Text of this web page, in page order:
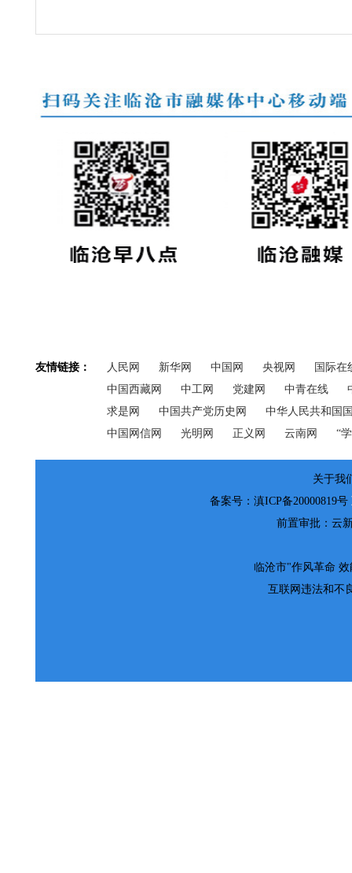
友情链接： 人民网 新华网 中国网 央视网
国际在
中国西藏网
中工网 党建网 中青在线
求是网
中国共产党历史网
中华人民共和国
中国网信网
光明网 正义网 云南网 “
关于我
备案号：滇ICP备20000819号
前置审批：云
临沧市"作风革命 效
互联网违法和不